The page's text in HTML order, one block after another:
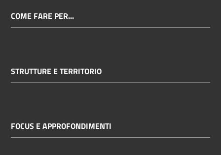
COME FARE PER...
STRUTTURE E TERRITORIO
FOCUS E APPROFONDIMENTI